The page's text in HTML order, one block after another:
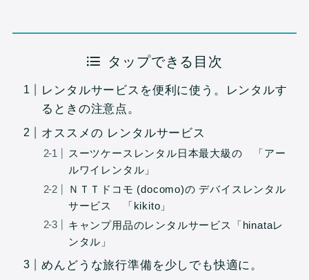
タップできる目次
レンタルサービスを便利に使う。レンタルす
るときの注意点。
オススメの レンタルサービス
スーツケースレンタル日本最大級の 「アー
ルワイレンタル」
ＮＴＴドコモ (docomo)の デバイスレンタル
サービス 「kikito」
キャンプ用品のレンタルサービス「hinataレ
ンタル」
めんどうな旅行準備を少しでも快適に。